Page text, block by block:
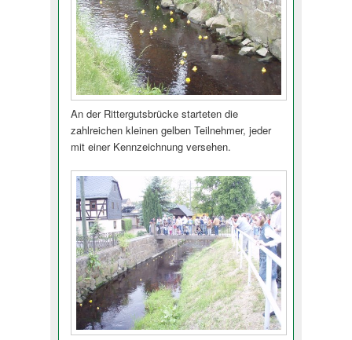
An der Rittergutsbrücke starteten die
zahlreichen kleinen gelben Teilnehmer, jeder
mit einer Kennzeichnung versehen.